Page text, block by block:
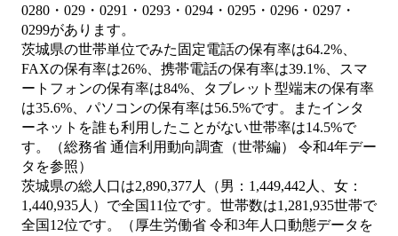
0280・029・0291・0293・0294・0295・0296・0297・
0299があります。
茨城県の世帯単位でみた固定電話の保有率は64.2%、
FAXの保有率は26%、携帯電話の保有率は39.1%、スマ
ートフォンの保有率は84%、タブレット型端末の保有率
は35.6%、パソコンの保有率は56.5%です。またインタ
ーネットを誰も利用したことがない世帯率は14.5%で
す。（総務省 通信利用動向調査（世帯編） 令和4年デー
タを参照）
茨城県の総人口は2,890,377人（男：1,449,442人、女：
1,440,935人）で全国11位です。世帯数は1,281,935世帯で
全国12位です。（厚生労働省 令和3年人口動態データを